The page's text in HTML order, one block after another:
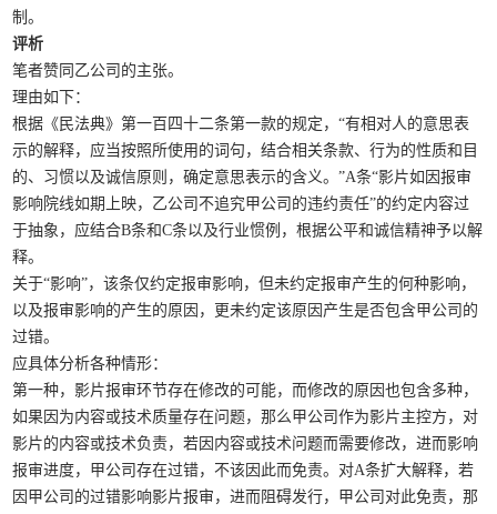
制。
评析
笔者赞同乙公司的主张。
理由如下：
根据《民法典》第一百四十二条第一款的规定，“有相对人的意思表
示的解释，应当按照所使用的词句，结合相关条款、行为的性质和目
的、习惯以及诚信原则，确定意思表示的含义。”A条“影片如因报审
影响院线如期上映，乙公司不追究甲公司的违约责任”的约定内容过
于抽象，应结合B条和C条以及行业惯例，根据公平和诚信精神予以解
释。
关于“影响”，该条仅约定报审影响，但未约定报审产生的何种影响，
以及报审影响的产生的原因，更未约定该原因产生是否包含甲公司的
过错。
应具体分析各种情形：
第一种，影片报审环节存在修改的可能，而修改的原因也包含多种，
如果因为内容或技术质量存在问题，那么甲公司作为影片主控方，对
影片的内容或技术负责，若因内容或技术问题而需要修改，进而影响
报审进度，甲公司存在过错，不该因此而免责。对A条扩大解释，若
因甲公司的过错影响影片报审，进而阻碍发行，甲公司对此免责，那